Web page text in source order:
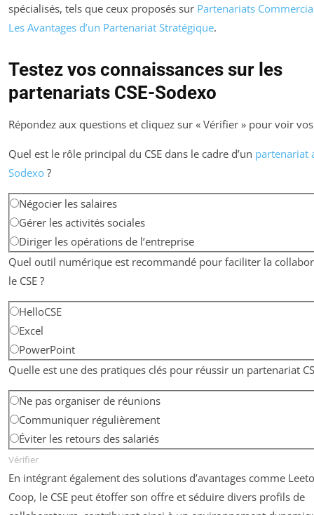
spécialisés, tels que ceux proposés sur Partenariats
Les Avantages d’un Partenariat Stratégique.
Testez vos connaissances sur les
partenariats CSE-Sodexo
Répondez aux questions et cliquez sur « Vérifier » pour voir
Quel est le rôle principal du CSE dans le cadre d’un partenariat
Sodexo ?
Négocier les salaires
Gérer les activités sociales
Diriger les opérations de l’entreprise
Quel outil numérique est recommandé pour faciliter la
le CSE ?
HelloCSE
Excel
PowerPoint
Quelle est une des pratiques clés pour réussir un partenariat
Ne pas organiser de réunions
Communiquer régulièrement
Éviter les retours des salariés
Vérifier
En intégrant également des solutions d’avantages comme
Coop, le CSE peut étoffer son offre et séduire divers profils de